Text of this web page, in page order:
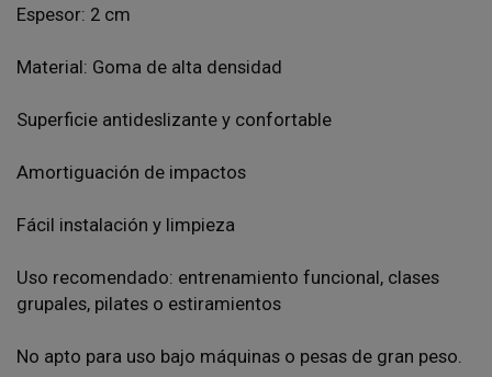
Espesor: 2 cm
Material: Goma de alta densidad
Superficie antideslizante y confortable
Amortiguación de impactos
Fácil instalación y limpieza
Uso recomendado: entrenamiento funcional, clases
grupales, pilates o estiramientos
No apto para uso bajo máquinas o pesas de gran peso.